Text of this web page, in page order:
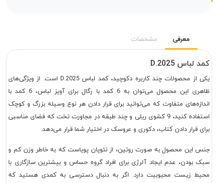
معرفی مشخصات
کمد لباس D.2025
یکی از محصولات چند کاربره دکوچید، کمد لباس D.2025 است. از ویژگی‌های
ظاهری این محصول می‌توان به 6 کمد با رگال برای آویز لباس، 6 کمد با
اندازه‌های متفاوت که می‌توانید برای قرار دادن هر نوع وسیله بزرگ و کوچک
استفاده کنید، 9 کشوی ریلی و چند طبقه در مجاورت تخت که فضای مناسبی
برای قرار دادن کتاب، دکوری و عروسک در اختیار شما قرار می‌دهد.
جنس این محصول به صورت روتین، از نئوپان پویاست که به خاطر وزن کم و
سبک بودن، عدم ایجاد آلرژی برای افراد گروه حساس و بیشترین سازگاری با
محیط زیست محبوبیت دارد. اگر به دنبال دسترسی به کمدی هستید که